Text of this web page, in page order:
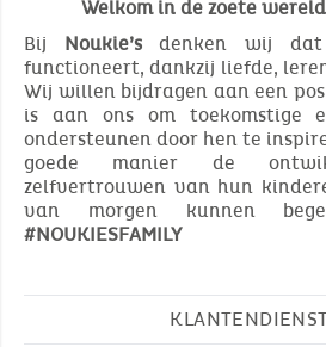
Welkom in de zoete
Bij Noukie’sdenken wij dat
functioneert, dankzij liefde,
Wij willen bijdragen aan een
is aan ons om toekomstige
ondersteunen door hen te
goede manier de
zelfvertrouwen van hun
van morgen kunnen
#NOUKIESFAMILY